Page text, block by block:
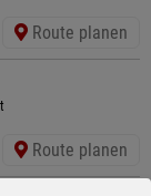
Route planen
Route planen